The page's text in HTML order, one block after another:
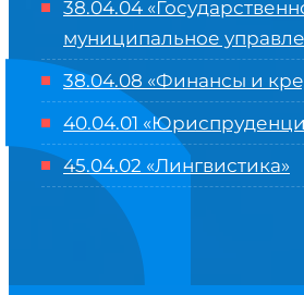
38.04.04
муниципальное
38.04.08 «Финансы и
40.04.01
45.04.02 «Лингвистика»